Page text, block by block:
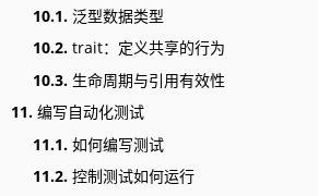
10.1. 泛型数据类型
10.2. trait：定义共享的行为
10.3. 生命周期与引用有效性
11. 编写自动化测试
11.1. 如何编写测试
11.2. 控制测试如何运行